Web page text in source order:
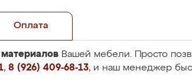
Оплата
Вашей мебели. Просто
, 8 (926) 409-68-13, и наш менеджер